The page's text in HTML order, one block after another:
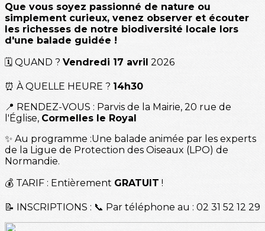
Que vous soyez passionné de nature ou
simplement curieux, venez observer et écouter
les richesses de notre biodiversité locale lors
d'une balade guidée !
🗓 QUAND ? Vendredi 17 avril 2026
⏰ À QUELLE HEURE ? 14h30
📍 RENDEZ-VOUS : Parvis de la Mairie, 20 rue de
l'Église, Cormelles le Royal
✨ Au programme :Une balade animée par les experts
de la Ligue de Protection des Oiseaux (LPO) de
Normandie.
💰 TARIF : Entièrement GRATUIT !
📝 INSCRIPTIONS : 📞 Par téléphone au : 02 31 52 12 29